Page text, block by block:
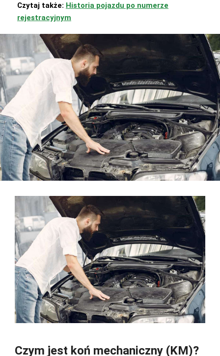
Czytaj także: Historia pojazdu po numerze
rejestracyjnym
Czym jest koń mechaniczny (KM)?